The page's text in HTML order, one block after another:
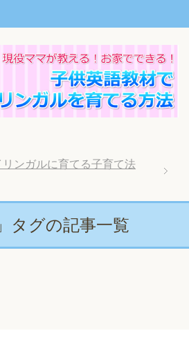
ンガルに育てる子育て法
タグの記事一覧